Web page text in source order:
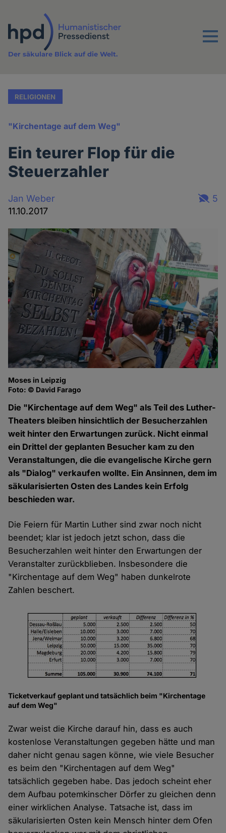
Inhalt
Menu
Der säkulare Blick auf die Welt.
RELIGIONEN
"Kirchentage auf dem Weg"
Ein teurer Flop für die
Steuerzahler
Jan Weber
11.10.2017
5
Moses in Leipzig
Foto: © David Farago
Die "Kirchentage auf dem Weg" als Teil des Luther-
Theaters bleiben hinsichtlich der Besucherzahlen
weit hinter den Erwartungen zurück. Nicht einmal
ein Drittel der geplanten Besucher kam zu den
Veranstaltungen, die die evangelische Kirche gern
als "Dialog" verkaufen wollte. Ein Ansinnen, dem im
säkularisierten Osten des Landes kein Erfolg
beschieden war.
Die Feiern für Martin Luther sind zwar noch nicht
beendet; klar ist jedoch jetzt schon, dass die
Besucherzahlen weit hinter den Erwartungen der
Veranstalter zurückblieben. Insbesondere die
"Kirchentage auf dem Weg" haben dunkelrote
Zahlen beschert.
Ticketverkauf geplant und tatsächlich beim "Kirchentage
auf dem Weg"
Zwar weist die Kirche darauf hin, dass es auch
kostenlose Veranstaltungen gegeben hätte und man
daher nicht genau sagen könne, wie viele Besucher
es beim den "Kirchentagen auf dem Weg"
tatsächlich gegeben habe. Das jedoch scheint eher
dem Aufbau potemkinscher Dörfer zu gleichen denn
einer wirklichen Analyse. Tatsache ist, dass im
säkularisierten Osten kein Mensch hinter dem Ofen